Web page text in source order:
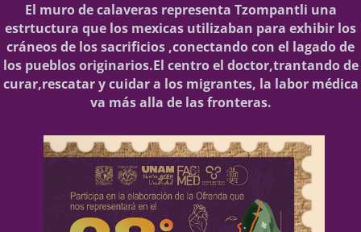
El muro de calaveras representa Tzompantli una
estrtuctura que los mexicas utilizaban para exhibir los
cráneos de los sacrificios ,conectando con el lagado de
los pueblos originarios.El centro el doctor,trantando de
curar,rescatar y cuidar a los migrantes, la labor médica
va más alla de las fronteras.